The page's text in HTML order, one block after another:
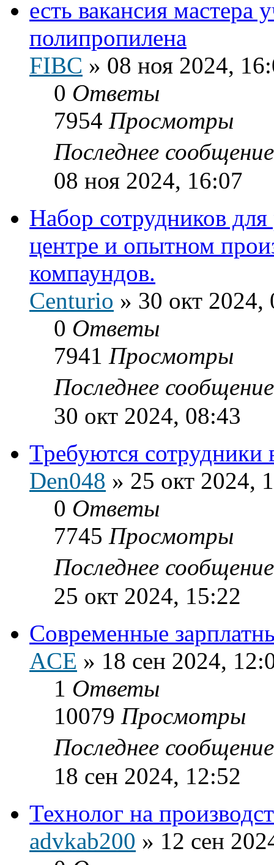
есть вакансия мастера
полипропилена
FIBC » 08 ноя 2024,
0 Ответы
7954 Просмотры
Последнее
08 ноя 2024, 16:07
Набор сотрудников
центре и опытном
компаундов.
Centurio » 30 окт 2024,
0 Ответы
7941 Просмотры
Последнее
30 окт 2024, 08:43
Требуются сотрудники
Den048 » 25 окт 2024,
0 Ответы
7745 Просмотры
Последнее
25 окт 2024, 15:22
Современные
ACE » 18 сен 2024,
1 Ответы
10079 Просмотры
Последнее
18 сен 2024, 12:52
Технолог на
advkab200 » 12 сен